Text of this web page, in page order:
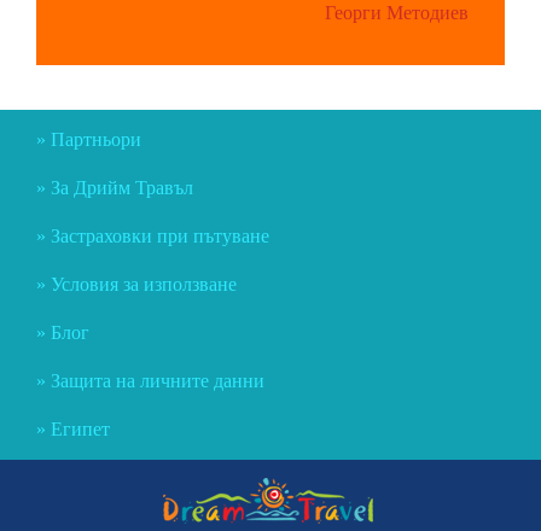
Георги Методиев
Партньори
За Дрийм Травъл
Застраховки при пътуване
Условия за използване
Блог
Защита на личните данни
Египет